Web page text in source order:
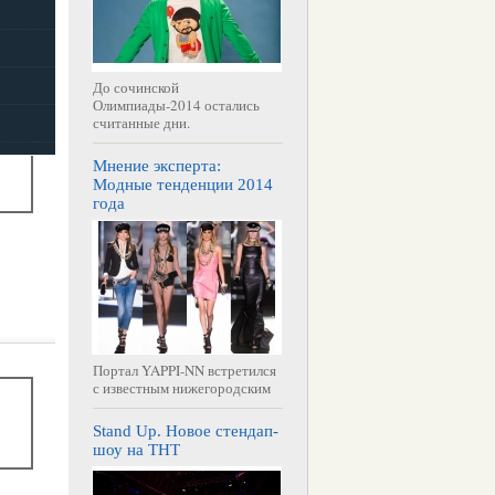
До сочинской
Олимпиады-2014 остались
считанные дни.
Мнение эксперта:
Модные тенденции 2014
года
Портал YAPPI-NN встретился
с известным нижегородским
Stand Up. Новое стендап-
шоу на ТНТ